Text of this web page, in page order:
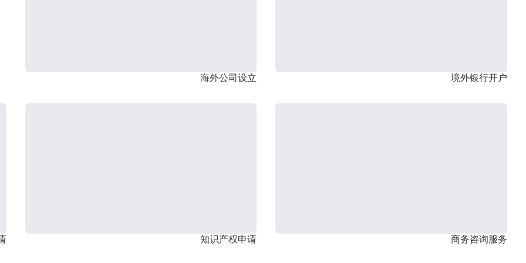
海外公司设立 境外银行开户
知识产权申请 商务咨询服务